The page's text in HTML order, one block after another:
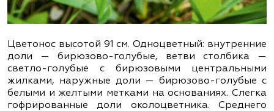
Цветонос высотой 91 см. Одноцветный: внутренние
доли — бирюзово-голубые, ветви столбика —
светло-голубые с бирюзовыми центральными
жилками, наружные доли — бирюзово-голубые с
белыми и желтыми метками на основаниях. Слегка
гофрированные доли околоцветника. Среднего